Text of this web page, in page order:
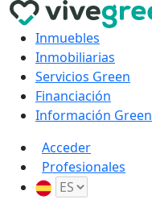
Inmuebles
Inmobiliarias
Servicios Green
Financiación
Información Green
Acceder
Profesionales